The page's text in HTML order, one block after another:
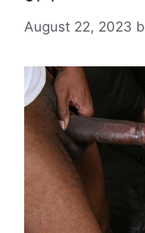
August 22, 2023